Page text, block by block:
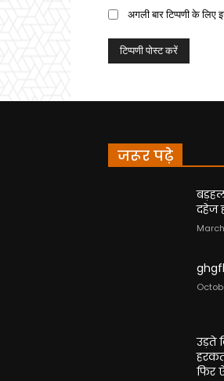
अगली बार टिप्पणी के
जरूर पढ़े
दहेज
उड़ते
फिर